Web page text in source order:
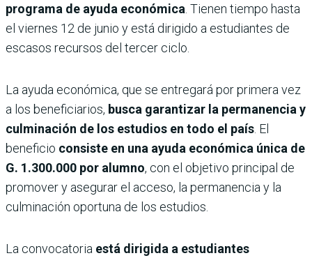
programa de ayuda económica . Tienen tiempo hasta
el viernes 12 de junio y está dirigido a estudiantes de
escasos recursos del tercer ciclo.
La ayuda económica, que se entregará por primera vez
a los beneficiarios, busca garantizar la permanencia y
culminación de los estudios en todo el país . El
beneficio consiste en una ayuda económica única de
G. 1.300.000 por alumno, con el objetivo principal de
promover y asegurar el acceso, la permanencia y la
culminación oportuna de los estudios.
La convocatoria está dirigida a estudiantes